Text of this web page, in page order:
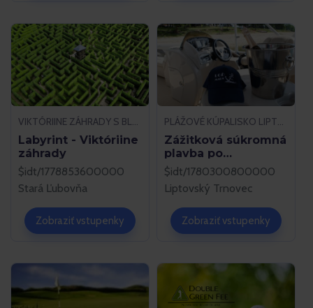
VIKTÓRIINE ZÁHRADY S BLUDISKOM ČERTOVA SKALA, STARÁ ĽUBOVŇA
Labyrint - Viktóriine
záhrady
$idt/1778853600000
Stará Ľubovňa
Zobraziť vstupenky
PLÁŽOVÉ KÚPALISKO LIPTOVSKÝ TRNOVEC, LIPTOVSKÝ TRNOVEC
Zážitková súkromná
plavba po
Liptovskej Mare
$idt/1780300800000
Liptovský Trnovec
Zobraziť vstupenky